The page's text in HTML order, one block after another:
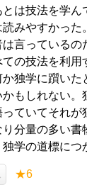
は技法を学ん
読みやすかった
は言っているの
ての技法を利用
か独学に躓いた
かもしれない。
っていてそれ
り分量の多い
学の道標につ
★6